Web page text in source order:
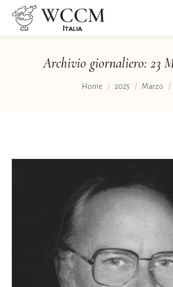
Archivio giornaliero: 23
Tu sei qui:
Home 2025 Marzo